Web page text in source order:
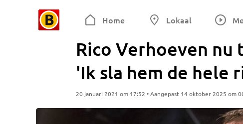
Home Lokaal
Rico Verhoeven nu
'Ik sla hem de hele
20 januari 2021 om 17:52 • Aangepast 14 oktober 2025 om